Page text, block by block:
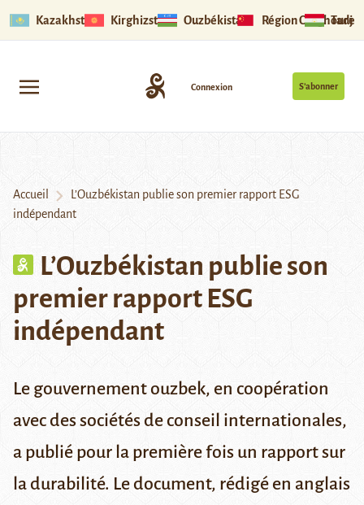
Kazakhstan Kirghizstan Ouzbékistan Région Ouïghoure
S’abonner
Connexion
Accueil
L’Ouzbékistan publie son premier rapport ESG
indépendant
L’Ouzbékistan publie son
premier rapport ESG
indépendant
Le gouvernement ouzbek, en coopération
avec des sociétés de conseil internationales,
a publié pour la première fois un rapport sur
la durabilité. Le document, rédigé en anglais